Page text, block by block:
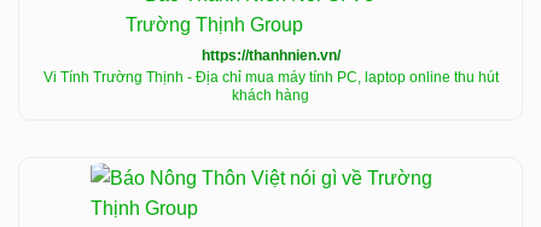
https://thanhnien.vn/
Vi Tính Trường Thịnh - Địa chỉ mua máy tính PC, laptop online thu hút
khách hàng